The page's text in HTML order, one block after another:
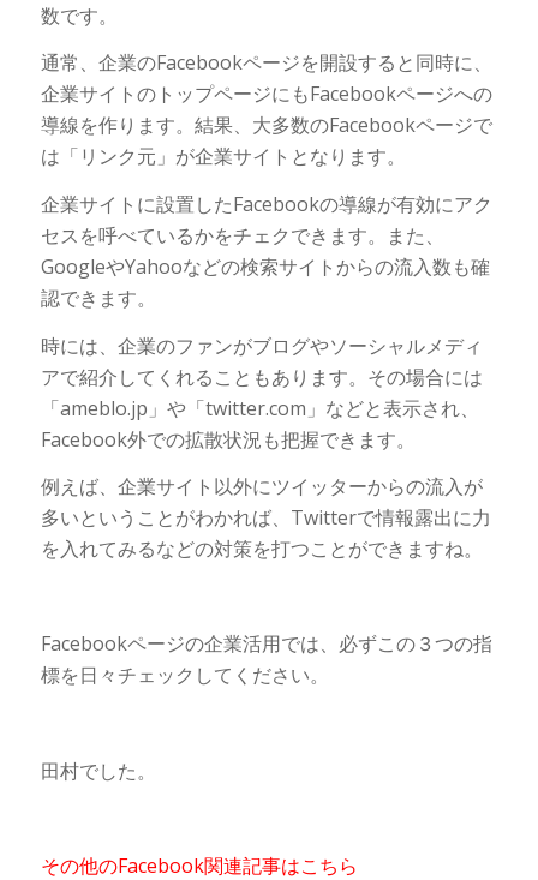
数です。
通常、企業のFacebookページを開設すると同時に、
企業サイトのトップページにもFacebookページへの
導線を作ります。結果、大多数のFacebookページで
は「リンク元」が企業サイトとなります。
企業サイトに設置したFacebookの導線が有効にアク
セスを呼べているかをチェクできます。また、
GoogleやYahooなどの検索サイトからの流入数も確
認できます。
時には、企業のファンがブログやソーシャルメディ
アで紹介してくれることもあります。その場合には
「ameblo.jp」や「twitter.com」などと表示され、
Facebook外での拡散状況も把握できます。
例えば、企業サイト以外にツイッターからの流入が
多いということがわかれば、Twitterで情報露出に力
を入れてみるなどの対策を打つことができますね。
Facebookページの企業活用では、必ずこの３つの指
標を日々チェックしてください。
田村でした。
その他のFacebook関連記事はこちら